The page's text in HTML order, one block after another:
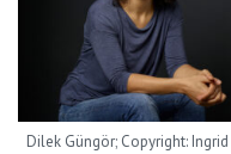
Dilek Güngör; Copyright: